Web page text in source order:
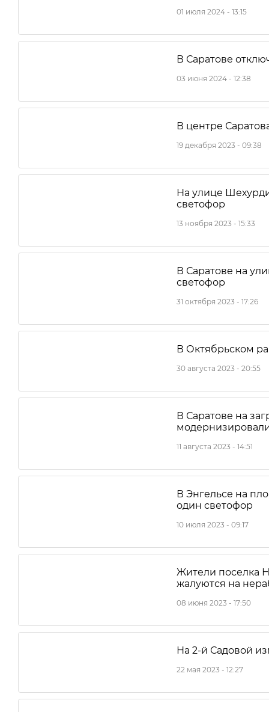
01 июля 2024 - 13:15
В Саратове
03 июня 2024 - 12:38
В центре
19 декабря 2023 - 09:38
На улице
светофор
13 ноября 2023 - 15:33
В Саратове на
светофор
31 октября 2023 - 17:26
В Октябрьском
30 августа 2023 - 20:55
В Саратове на
11 августа 2023 - 14:51
В Энгельсе на
один светофор
10 июля 2023 - 09:17
Жители поселка
жалуются на
08 июня 2023 - 17:50
На 2-й Садовой
22 мая 2023 - 12:27